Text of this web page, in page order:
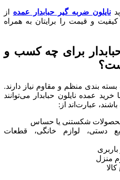
نایلون ضربه گیر حبابدار عمده از
کیفیت و قیمت را برایتان به همراه
برای چه کسب‌ و
بندی منظم و مقاوم نیاز دارند.
عمده نایلون حبابدار می‌توانند
عبارت‌اند از:
محصولات شکستنی یا حساس
دستی، لوازم خانگی، قطعات
منزل